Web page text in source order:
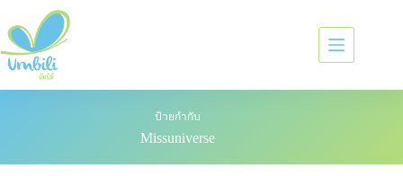
ป้ายกำกับ
Missuniverse